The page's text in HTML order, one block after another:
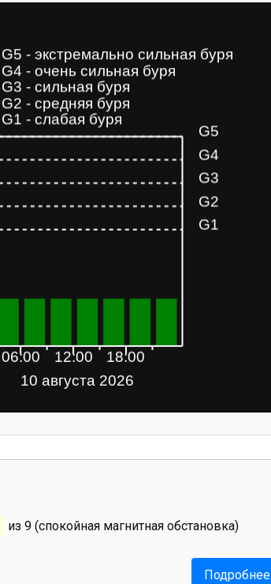
из 9 (спокойная магнитная обстановка)
Подробнее